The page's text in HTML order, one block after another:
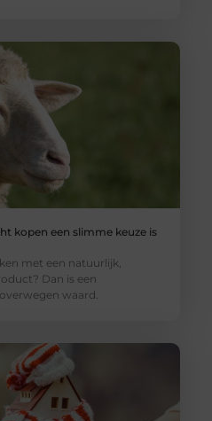
kopen een slimme keuze is
met een natuurlijk,
Dan is een
waard.